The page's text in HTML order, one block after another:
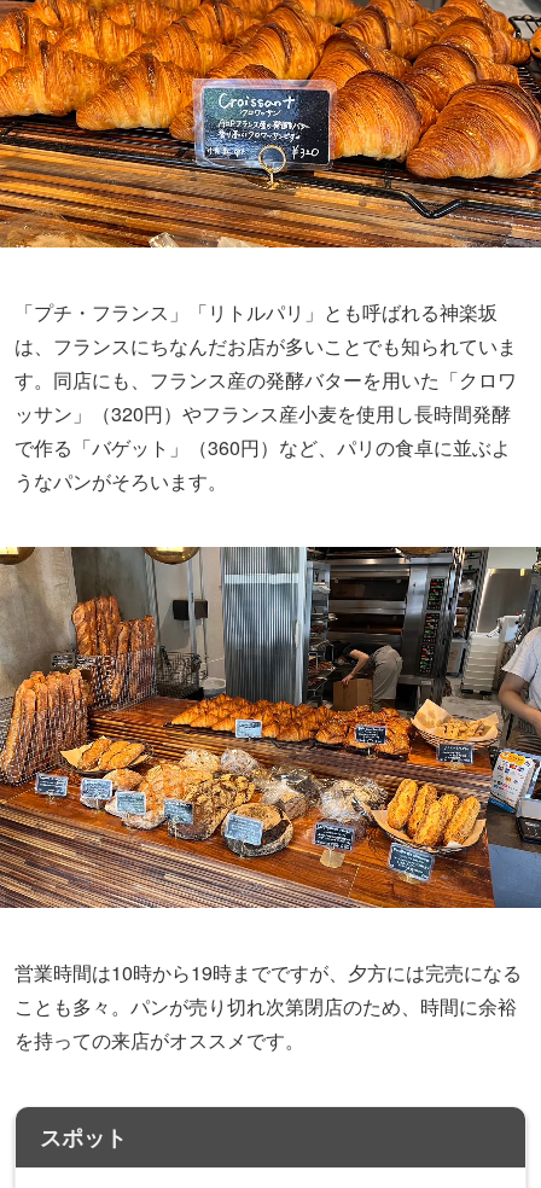
「プチ・フランス」「リトルパリ」とも呼ばれる神楽坂
は、フランスにちなんだお店が多いことでも知られていま
す。同店にも、フランス産の発酵バターを用いた「クロワ
ッサン」（320円）やフランス産小麦を使用し長時間発酵
うなパンがそろいます。
営業時間は10時から19時までですが、夕方には完売になる
ことも多々。パンが売り切れ次第閉店のため、時間に余裕
を持っての来店がオススメです。
スポット
パン・デ・フィロゾフ
〒162-0813
東京都新宿区東五軒町 1-8